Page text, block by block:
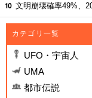
文明崩壊確率49%、
カテゴリ一覧
UFO・宇宙人
UMA
都市伝説